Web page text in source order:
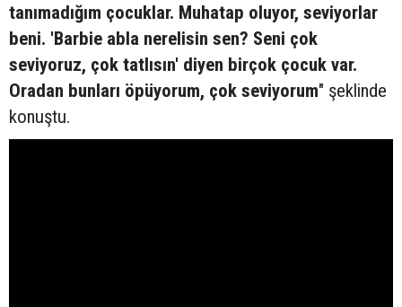
tanımadığım çocuklar. Muhatap oluyor, seviyorlar
beni. 'Barbie abla nerelisin sen? Seni çok
seviyoruz, çok tatlısın' diyen birçok çocuk var.
Oradan bunları öpüyorum, çok seviyorum" şeklinde
konuştu.